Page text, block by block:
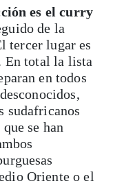
es el curry
de la
tercer lugar es
En total la lista
en todos
sudafricanos
se han
Oriente o el